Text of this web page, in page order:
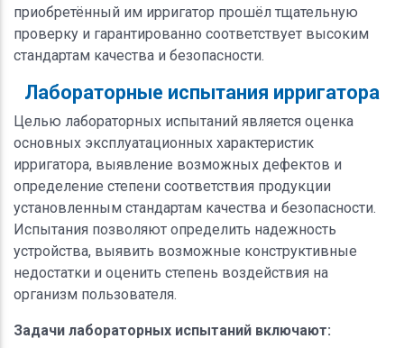
приобретённый им ирригатор прошёл тщательную
проверку и гарантированно соответствует высоким
стандартам качества и безопасности.
Лабораторные испытания ирригатора
Целью лабораторных испытаний является оценка
основных эксплуатационных характеристик
ирригатора, выявление возможных дефектов и
определение степени соответствия продукции
установленным стандартам качества и безопасности.
Испытания позволяют определить надежность
устройства, выявить возможные конструктивные
недостатки и оценить степень воздействия на
организм пользователя.
Задачи лабораторных испытаний включают: